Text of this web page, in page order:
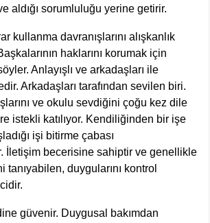
aldığı sorumluluğu yerine getirir.
kullanma davranışlarını alışkanlık
haklarını korumak için
Anlayışlı ve arkadaşları ile
Arkadaşları tarafından sevilen biri.
ve okulu sevdiğini çoğu kez dile
istekli katılıyor. Kendiliğinden bir işe
işi bitirme çabası
İletişim becerisine sahiptir ve genellikle
tanıyabilen, duygularını kontrol
güvenir. Duygusal bakımdan